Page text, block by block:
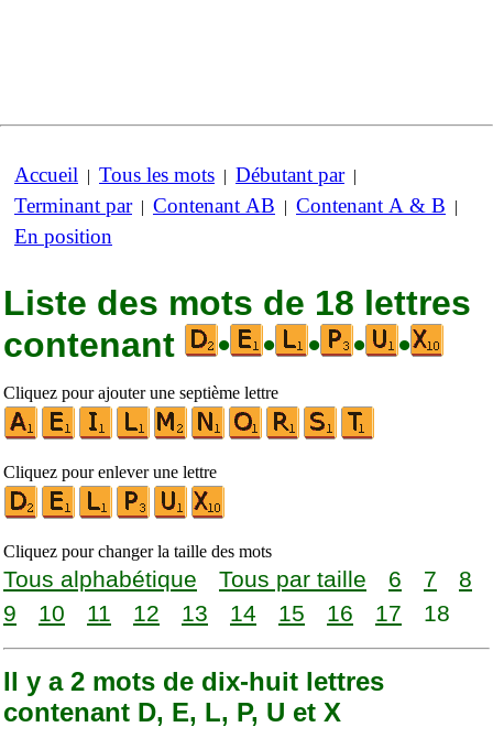
Accueil | Tous les mots | Débutant par|
Terminant par| Contenant AB | Contenant A & B |
En position
Liste des mots de 18 lettres
contenant
• • • • •
Cliquez pour ajouter une septième lettre
Cliquez pour enlever une lettre
Cliquez pour changer la taille des mots
Tous alphabétique Tous par taille 6 7
8
9
10 11 12 13 14 15 16 17 18
Il y a 2 mots de dix-huit lettres
contenant D, E, L, P, U et X